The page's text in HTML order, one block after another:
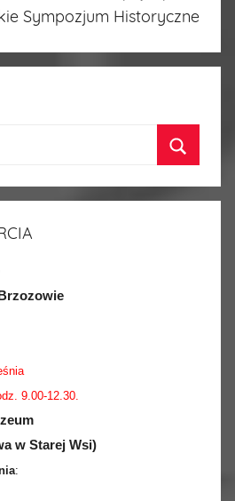
Sympozjum Historyczne
9.00-12.30.
w Starej Wsi)
: